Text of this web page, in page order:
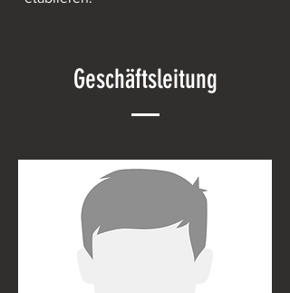
Geschäftsleitung